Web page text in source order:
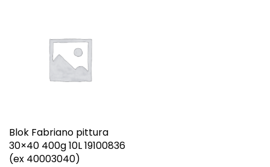
Blok Fabriano pittura
30×40 400g 10L 19100836
(ex 40003040)